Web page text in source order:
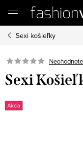
obsah
Sexi košieľky
Sexi
Akcia